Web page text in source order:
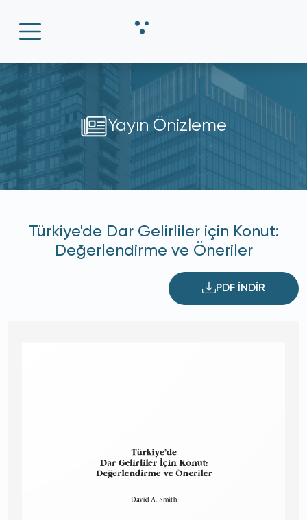
Yayın Önizleme
Türkiye'de Dar Gelirliler için Konut:
Değerlendirme ve Öneriler
PDF İNDİR